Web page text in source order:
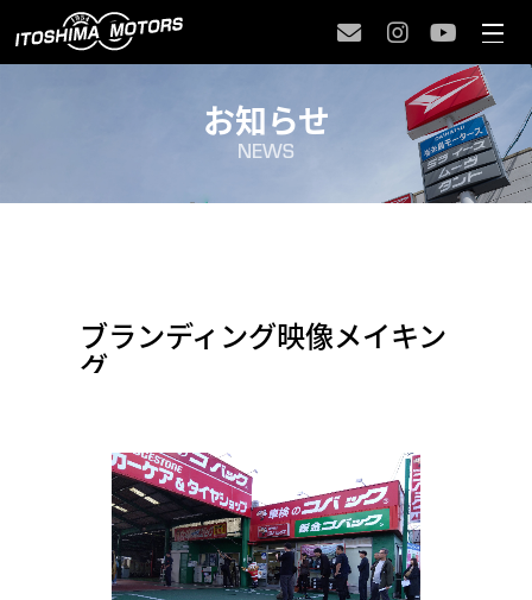
お知らせ
NEWS
ブランディング映像メイキン
グ